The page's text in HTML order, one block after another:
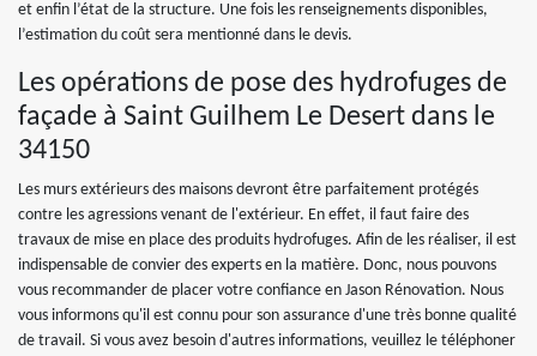
et enfin l’état de la structure. Une fois les renseignements disponibles,
l’estimation du coût sera mentionné dans le devis.
Les opérations de pose des hydrofuges de
façade à Saint Guilhem Le Desert dans le
34150
Les murs extérieurs des maisons devront être parfaitement protégés
contre les agressions venant de l'extérieur. En effet, il faut faire des
travaux de mise en place des produits hydrofuges. Afin de les réaliser, il est
indispensable de convier des experts en la matière. Donc, nous pouvons
vous recommander de placer votre confiance en Jason Rénovation. Nous
vous informons qu'il est connu pour son assurance d'une très bonne qualité
de travail. Si vous avez besoin d'autres informations, veuillez le téléphoner